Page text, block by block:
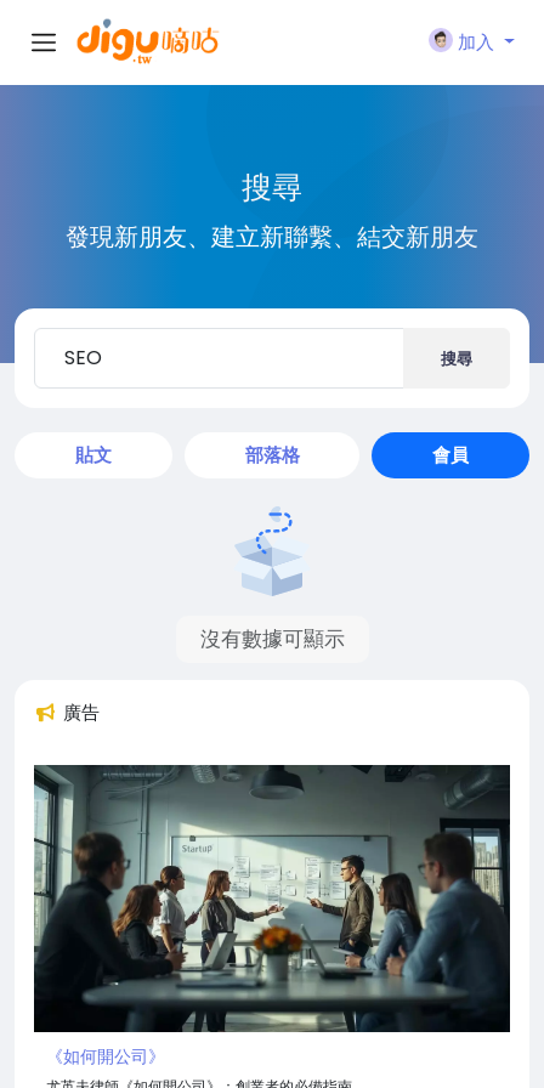
加入
搜尋
發現新朋友、建立新聯繫、結交新朋友
搜尋
貼文 部落格 會員
沒有數據可顯示
廣告
《如何開公司》